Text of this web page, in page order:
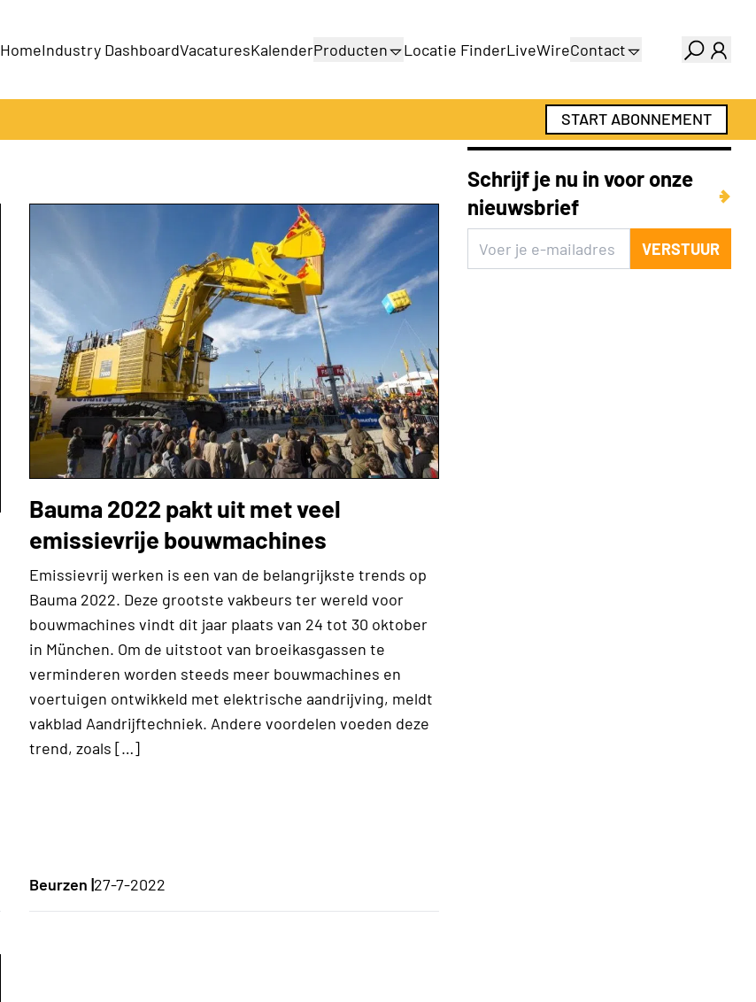
HomeIndustry DashboardVacaturesKalenderProducten
Productengids
Locatie FinderLiveWireContact
Adverteren
Abonnementen
START ABONNEMENT
Bauma 2022 pakt uit met veel
emissievrije bouwmachines
Emissievrij werken is een van de belangrijkste trends op
Bauma 2022. Deze grootste vakbeurs ter wereld voor
bouwmachines vindt dit jaar plaats van 24 tot 30 oktober
in München. Om de uitstoot van broeikasgassen te
verminderen worden steeds meer bouwmachines en
voertuigen ontwikkeld met elektrische aandrijving, meldt
vakblad Aandrijftechniek. Andere voordelen voeden deze
trend, zoals […]
Beurzen |27-7-2022
Schrijf je nu in voor onze
nieuwsbrief
VERSTUUR